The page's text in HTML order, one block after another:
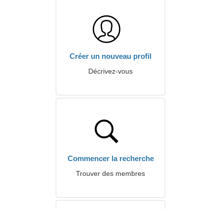
Créer un nouveau profil
Décrivez-vous
Commencer la recherche
Trouver des membres